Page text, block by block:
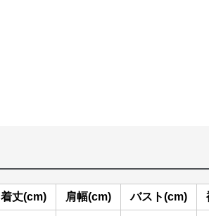
着丈(cm) 肩幅(cm) バスト(cm)